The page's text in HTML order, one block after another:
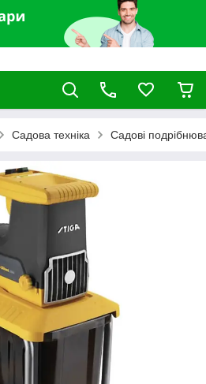
Садова техніка Садові